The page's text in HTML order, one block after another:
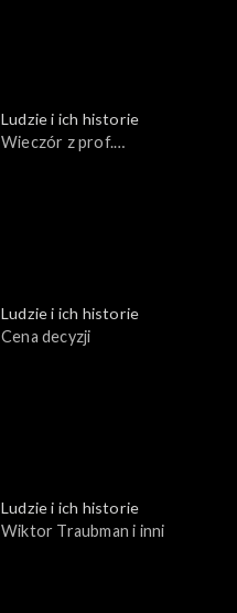
Ludzie i ich historie
Wieczór z prof.
Ludzie i ich historie
Cena decyzji
Ludzie i ich historie
Wiktor Traubman i inni